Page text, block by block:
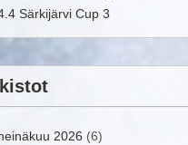
Särkijärvi Cup 3
2026 (6)